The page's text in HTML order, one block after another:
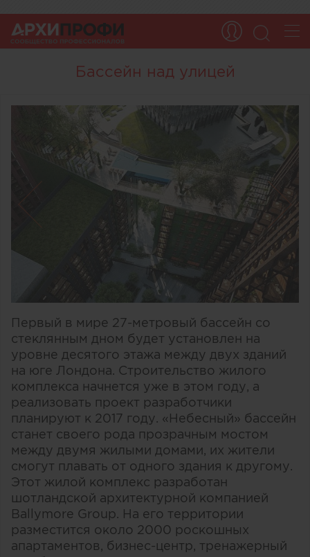
Бассейн над улицей
Первый в мире 27-метровый бассейн со
стеклянным дном будет установлен на
уровне десятого этажа между двух зданий
на юге Лондона. Строительство жилого
комплекса начнется уже в этом году, а
реализовать проект разработчики
планируют к 2017 году. «Небесный» бассейн
станет своего рода прозрачным мостом
между двумя жилыми домами, их жители
смогут плавать от одного здания к другому.
Этот жилой комплекс разработан
шотландской архитектурной компанией
Ballymore Group. На его территории
разместится около 2000 роскошных
апартаментов, бизнес-центр, тренажерный